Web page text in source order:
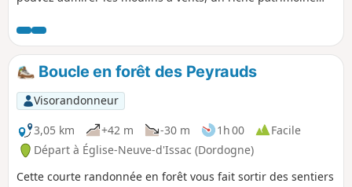
viticoles.
Boucle en forêt des Peyrauds
Visorandonneur
3,05 km
+42 m -30 m 1h 00
Facile
Départ à Église-Neuve-d'Issac (Dordogne)
Cette courte randonnée en forêt vous fait sortir des sentiers